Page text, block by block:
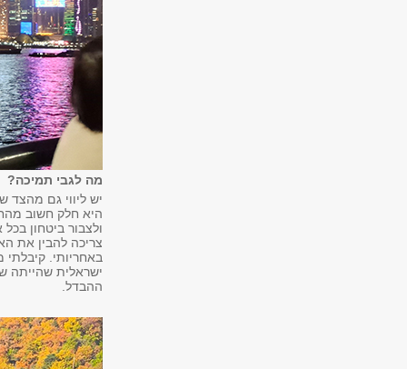
מה לגבי תמיכה?
יש ליווי גם
היא חלק חשוב
ולצבור ביטחון
צריכה להבין את
באחריותי.
ישראלית שהייתה
ההבדל.